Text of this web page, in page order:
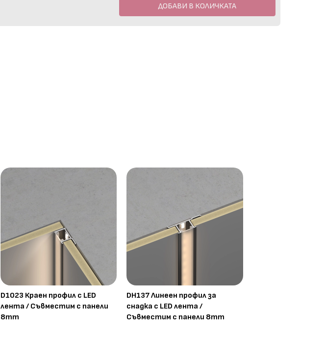
ДОБАВИ В КОЛИЧКАТА
D1023 Краен профил с LED
лента / Съвместим с панели
8mm
DH137 Линеен профил за
снадка с LED лента /
Съвместим с панели 8mm